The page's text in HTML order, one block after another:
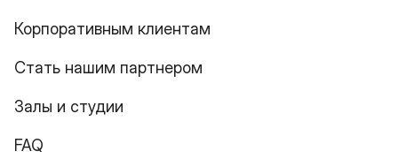
Корпоративным клиентам
Стать нашим партнером
Залы и студии
FAQ